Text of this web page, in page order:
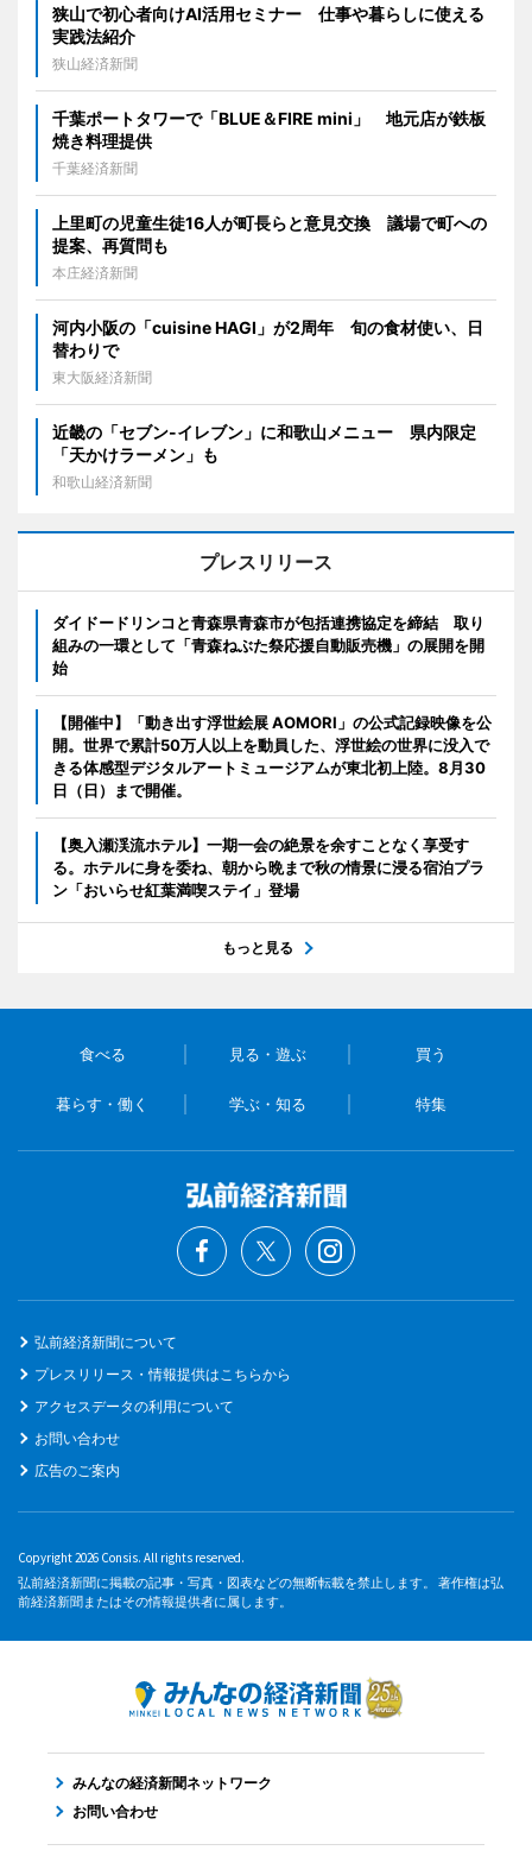
狭山で初心者向けAI活用セミナー 仕事や暮らしに使える
実践法紹介
狭山経済新聞
千葉ポートタワーで「BLUE＆FIRE mini」 地元店が鉄板
焼き料理提供
千葉経済新聞
上里町の児童生徒16人が町長らと意見交換 議場で町への
提案、再質問も
本庄経済新聞
河内小阪の「cuisine HAGI」が2周年 旬の食材使い、日
替わりで
東大阪経済新聞
近畿の「セブン-イレブン」に和歌山メニュー 県内限定
「天かけラーメン」も
和歌山経済新聞
プレスリリース
ダイドードリンコと青森県青森市が包括連携協定を締結 取り
組みの一環として「青森ねぶた祭応援自動販売機」の展開を開
始
【開催中】「動き出す浮世絵展 AOMORI」の公式記録映像を公
開。世界で累計50万人以上を動員した、浮世絵の世界に没入で
きる体感型デジタルアートミュージアムが東北初上陸。8月30
日（日）まで開催。
【奥入瀬渓流ホテル】一期一会の絶景を余すことなく享受す
る。ホテルに身を委ね、朝から晩まで秋の情景に浸る宿泊プラ
ン「おいらせ紅葉満喫ステイ」登場
もっと見る
食べる 見る・遊ぶ 買う
暮らす・働く 学ぶ・知る 特集
弘前経済新聞について
プレスリリース・情報提供はこちらから
アクセスデータの利用について
お問い合わせ
広告のご案内
Copyright 2026 Consis. All rights reserved.
弘前経済新聞に掲載の記事・写真・図表などの無断転載を禁止します。 著作権は弘
前経済新聞またはその情報提供者に属します。
みんなの経済新聞ネットワーク
お問い合わせ